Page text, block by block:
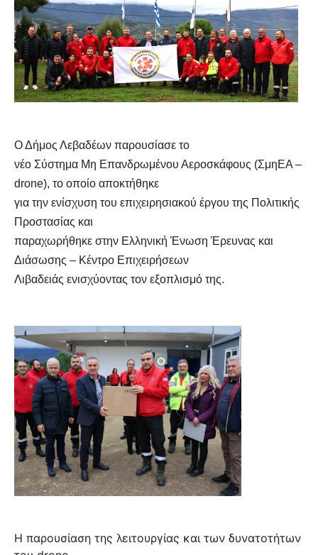
Ο Δήμος Λεβαδέων παρουσίασε το
νέο Σύστημα Μη Επανδρωμένου Αεροσκάφους (ΣμηΕΑ –
drone), το οποίο αποκτήθηκε
για την ενίσχυση του επιχειρησιακού έργου της Πολιτικής
Προστασίας και
παραχωρήθηκε στην Ελληνική Ένωση Έρευνας και
Διάσωσης – Κέντρο Επιχειρήσεων
Λιβαδειάς ενισχύοντας τον εξοπλισμό της.
Η παρουσίαση της λειτουργίας και των δυνατοτήτων